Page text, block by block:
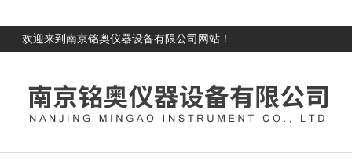
欢迎来到南京铭奥仪器设备有限公司网站！